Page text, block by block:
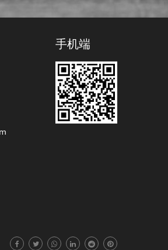
际标准做100%
户对产品的色
手机端